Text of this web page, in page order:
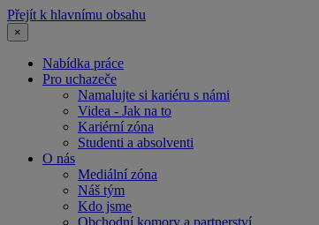
Přejít k hlavnímu obsahu
×
Nabídka práce
Pro uchazeče
Namalujte si kariéru s námi
Videa - Jak na to
Kariérní zóna
Studenti a absolventi
O nás
Mediální zóna
Náš tým
Kdo jsme
Obchodní komory a partnerství